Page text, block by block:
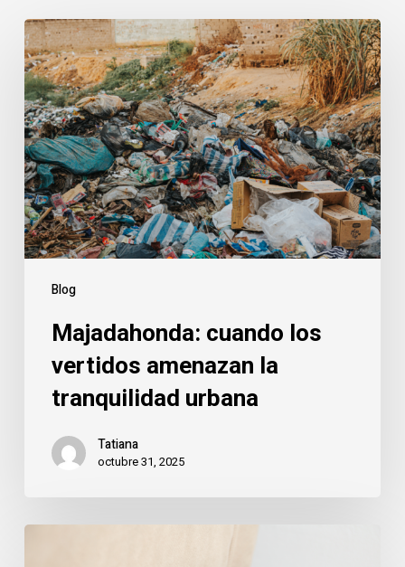
Blog
Majadahonda:
cuando
los
vertidos
amenazan
la
tranquilidad
urbana
Majadahonda: cuando los
vertidos amenazan la
tranquilidad urbana
Tatiana
octubre 31, 2025